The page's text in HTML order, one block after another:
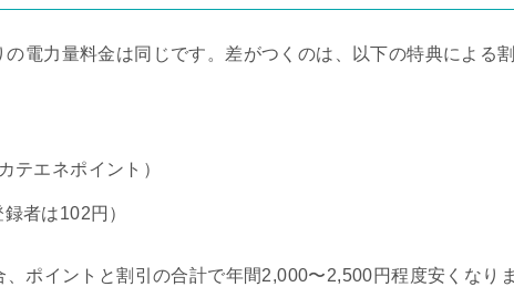
電力量料金は同じです。差がつくのは、以下の特典による
テエネポイント）
者は102円）
ポイントと割引の合計で年間2,000〜2,500円程度安くなり